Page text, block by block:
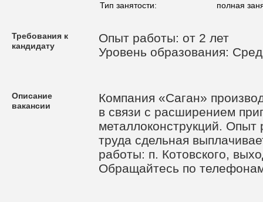
Тип занятости:
полная
Требования к
кандидату
Опыт работы: от 2 лет
Уровень образования:
Описание
вакансии
Компания «Саган»
в связи с расширением
металлоконструкций. Опыт
труда сдельная
работы: п. Котовского,
Обращайтесь по